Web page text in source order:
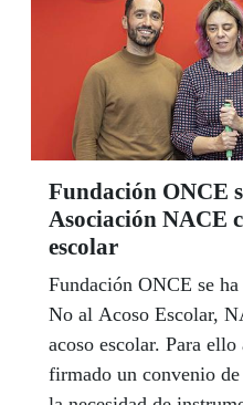
Fundación ONCE
Asociación NACE
escolar
Fundación ONCE se
No al Acoso Escolar,
acoso escolar. Para ello
firmado un convenio